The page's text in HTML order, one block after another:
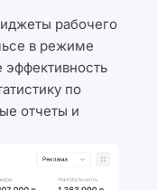
рабочего
в режиме
по
отчеты и